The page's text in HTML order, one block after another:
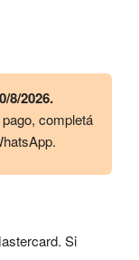
8/2026.
completá
Si